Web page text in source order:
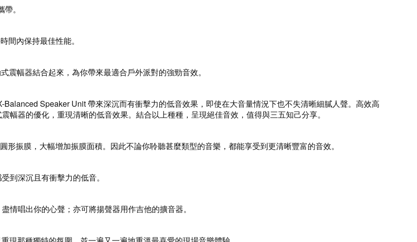
。
間內保持最佳性能。
幅器結合起來，為你帶來最適合戶外派對的強勁音效。
Speaker Unit 帶來深沉而有衝擊力的低音效果，即使在大音量情況下也不失清晰細膩人聲。高效高
幅器的優化，重現清晰的低音效果。結合以上種種，呈現絕佳音效，值得與三五知己分享。
振膜，大幅增加振膜面積。因此不論你聆聽甚麼類型的音樂，都能享受到更清晰豐富的音效。
到深沉且有衝擊力的低音。
情唱出你的心聲；亦可將揚聲器用作吉他的擴音器。